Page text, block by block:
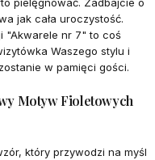
pielęgnować. Zadbajcie o
jak cała uroczystość.
"Akwarele nr 7" to coś
Waszego stylu i
w pamięci gości.
Motyw Fioletowych
który przywodzi na myśl